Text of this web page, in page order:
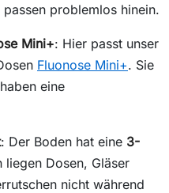
problemlos hinein.
Mini+: Hier passt unser
Fluonose Mini+. Sie
eine
: Der Boden hat eine 3-
liegen Dosen, Gläser
nicht während